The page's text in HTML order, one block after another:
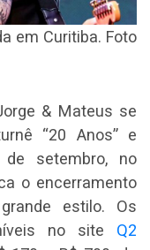
em Curitiba. Foto
& Mateus se
“20 Anos” e
setembro, no
o encerramento
estilo. Os
no site Q2